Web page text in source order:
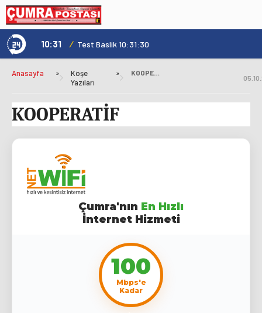
10:31 / Test Baslik 10:31:30
Anasayfa »
Köşe
Yazıları
» KOOPERATİF
KOOPERATİF
Çumra'nın En Hızlı
İnternet Hizmeti
100
Mbps'e
Kadar